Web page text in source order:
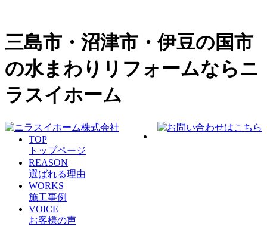
三島市・沼津市・伊豆の国市
の水まわりリフォームならニ
ラスイホーム
TOP
トップページ
REASON
選ばれる理由
WORKS
施工事例
VOICE
お客様の声